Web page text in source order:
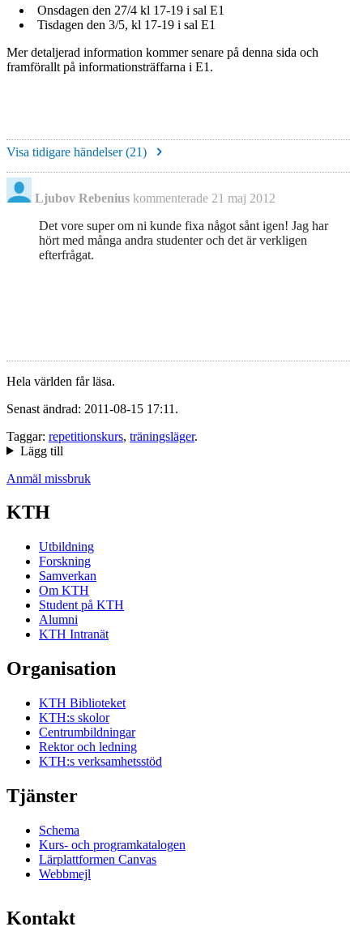
Onsdagen den 27/4 kl 17-19 i sal E1
Tisdagen den 3/5, kl 17-19 i sal E1
Mer detaljerad information kommer senare på denna sida och
framförallt på informationsträffarna i E1.
Visa tidigare händelser (21)
Ljubov Rebenius kommenterade 21 maj 2012
Det vore super om ni kunde fixa något sånt igen! Jag har
hört med många andra studenter och det är verkligen
efterfrågat.
Hela världen får läsa.
Senast ändrad: 2011-08-15 17:11.
Taggar: repetitionskurs, träningsläger.
Lägg till
Anmäl missbruk
KTH
Utbildning
Forskning
Samverkan
Om KTH
Student på KTH
Alumni
KTH Intranät
Organisation
KTH Biblioteket
KTH:s skolor
Centrumbildningar
Rektor och ledning
KTH:s verksamhetsstöd
Tjänster
Schema
Kurs- och programkatalogen
Lärplattformen Canvas
Webbmejl
Kontakt